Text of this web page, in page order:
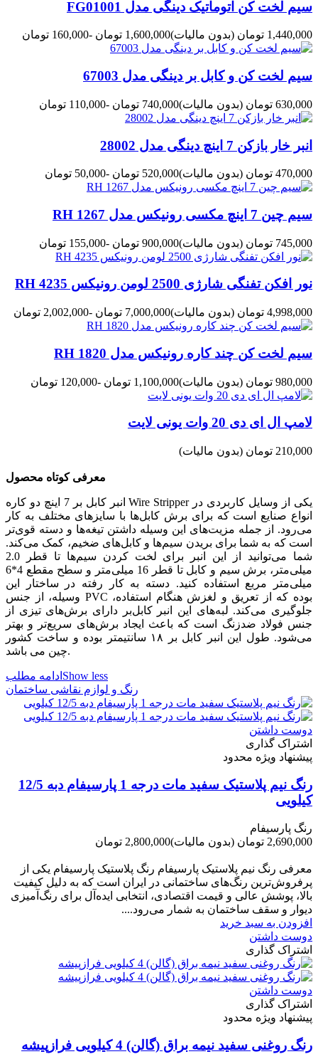
سیم لخت کن اتوماتیک دینگی مدل FG01001
1,440,000 تومان (بدون مالیات)1,600,000 تومان -160,000 تومان
سیم لخت کن و کابل بر دینگی مدل 67003
630,000 تومان (بدون مالیات)740,000 تومان -110,000 تومان
انبر خار بازکن 7 اینچ دینگی مدل 28002
470,000 تومان (بدون مالیات)520,000 تومان -50,000 تومان
سیم چین 7 اینچ مکسی رونیکس مدل RH 1267
745,000 تومان (بدون مالیات)900,000 تومان -155,000 تومان
نور افکن تفنگی شارژی 2500 لومن رونیکس RH 4235
4,998,000 تومان (بدون مالیات)7,000,000 تومان -2,002,000 تومان
سیم لخت کن چند کاره رونیکس مدل RH 1820
980,000 تومان (بدون مالیات)1,100,000 تومان -120,000 تومان
لامپ ال ای دی 20 وات یونی لایت
210,000 تومان (بدون مالیات)
معرفی کوتاه محصول
انبر کابل بر 7 اینچ دو کاره Wire Stripper یکی از وسایل کاربردی در
انواع صنایع است که برای برش کابل‌ها با سایز‌های مختلف به کار
می‌رود. از جمله مزیت‌های این وسیله داشتن تیغه‌ها و دسته قوی‌تر
است که به شما برای بریدن سیم‌ها و کابل‌های ضخیم، کمک می‌کند.
شما می‌توانید از این انبر برای لخت کردن سیم‌ها تا قطر 2.0
میلی‌متر، برش سیم و کابل تا قطر 16 میلی‌متر و سطح مقطع 4*6
میلی‌متر مربع استفاده کنید. دسته به کار رفته در ساختار این
وسیله، از جنس PVC بوده که از تعریق و لغزش هنگام استفاده،
جلوگیری می‌کند. لبه‌های این انبر کابل‌بر دارای برش‌های تیزی از
جنس فولاد ضدزنگ است که باعث ایجاد برش‌های سریع‌تر و بهتر
می‌شود. طول این انبر کابل بر ۱۸ سانتیمتر بوده و ساخت کشور
چین می باشد.
ادامه مطلب Show less
رنگ و لوازم نقاشی ساختمان
دوست داشتن
اشتراک گذاری
پیشنهاد ویژه محدود
رنگ نیم پلاستیک سفید مات درجه 1 پارسیفام دبه 12/5
کیلویی
رنگ پارسیفام
2,690,000 تومان
(بدون مالیات)2,800,000 تومان
معرفی رنگ نیم پلاستیک پارسیفام رنگ پلاستیک پارسیفام یکی از
پرفروش‌ترین رنگ‌های ساختمانی در ایران است که به دلیل کیفیت
بالا، پوشش عالی و قیمت اقتصادی، انتخابی ایده‌آل برای رنگ‌آمیزی
دیوار و سقف ساختمان به شمار می‌رود....
افزودن به سبد خرید
دوست داشتن
اشتراک گذاری
دوست داشتن
اشتراک گذاری
پیشنهاد ویژه محدود
رنگ روغنی سفید نیمه براق (گالن) 4 کیلویی فرازپیشه